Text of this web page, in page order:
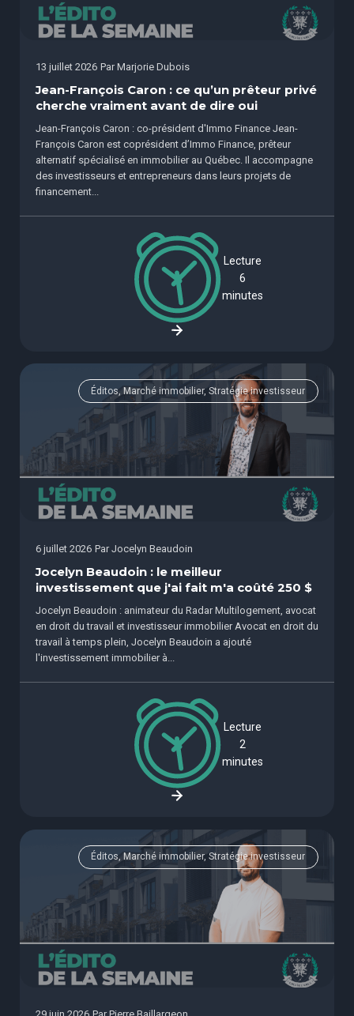
13 juillet 2026 Par Marjorie Dubois
Jean-François Caron : ce qu’un prêteur privé
cherche vraiment avant de dire oui
Jean-François Caron : co-président d'Immo Finance Jean-
François Caron est coprésident d’Immo Finance, prêteur
alternatif spécialisé en immobilier au Québec. Il accompagne
des investisseurs et entrepreneurs dans leurs projets de
financement...
Lecture
6
minutes
Éditos, Marché immobilier, Stratégie investisseur
6 juillet 2026 Par Jocelyn Beaudoin
Jocelyn Beaudoin : le meilleur
investissement que j'ai fait m'a coûté 250 $
Jocelyn Beaudoin : animateur du Radar Multilogement, avocat
en droit du travail et investisseur immobilier Avocat en droit du
travail à temps plein, Jocelyn Beaudoin a ajouté
l'investissement immobilier à...
Lecture
2
minutes
Éditos, Marché immobilier, Stratégie investisseur